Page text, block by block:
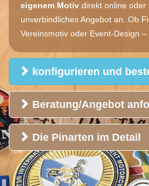
eigenem Motiv direkt online oder
unverbindliches Angebot an. Ob
Vereinsmotiv oder Event-Design –
konfigurieren und
Beratung/Angebot
Die Pinarten im Detail